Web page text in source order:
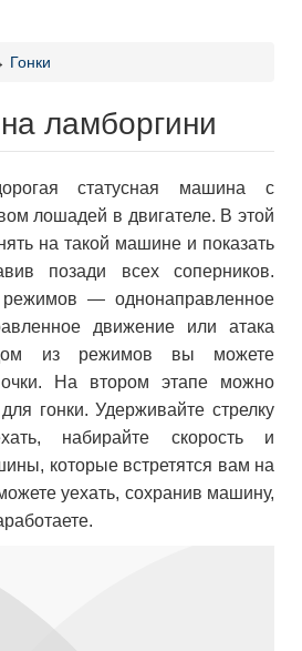
Гонки
ламборгини
статусная машина с
лошадей в двигателе. В этой
на такой машине и показать
позади всех соперников.
— однонаправленное
движение или атака
из режимов вы можете
очки. На втором этапе можно
гонки. Удерживайте стрелку
набирайте скорость и
которые встретятся вам на
уехать, сохранив машину,